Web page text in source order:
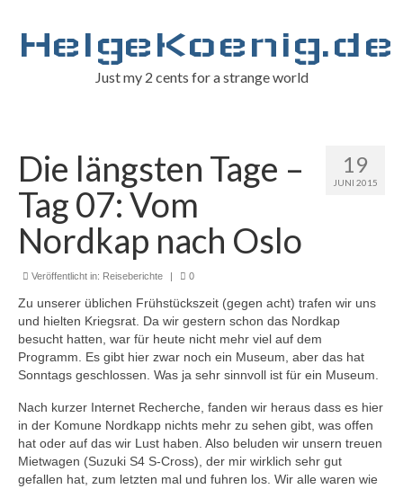
HelgeKoenig.de
Just my 2 cents for a strange world
19
JUNI 2015
Die längsten Tage –
Tag 07: Vom
Nordkap nach Oslo
Veröffentlicht in: Reiseberichte | 0
Zu unserer üblichen Frühstückszeit (gegen acht) trafen wir uns
und hielten Kriegsrat. Da wir gestern schon das Nordkap
besucht hatten, war für heute nicht mehr viel auf dem
Programm. Es gibt hier zwar noch ein Museum, aber das hat
Sonntags geschlossen. Was ja sehr sinnvoll ist für ein Museum.
Nach kurzer Internet Recherche, fanden wir heraus dass es hier
in der Komune Nordkapp nichts mehr zu sehen gibt, was offen
hat oder auf das wir Lust haben. Also beluden wir unsern treuen
Mietwagen (Suzuki S4 S-Cross), der mir wirklich sehr gut
gefallen hat, zum letzten mal und fuhren los. Wir alle waren wie